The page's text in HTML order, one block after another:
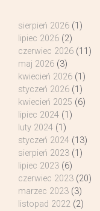
sierpień 2026 (1)
lipiec 2026 (2)
czerwiec 2026 (11)
maj 2026 (3)
kwiecień 2026 (1)
styczeń 2026 (1)
kwiecień 2025 (6)
lipiec 2024 (1)
luty 2024 (1)
styczeń 2024 (13)
sierpień 2023 (1)
lipiec 2023 (6)
czerwiec 2023 (20)
marzec 2023 (3)
listopad 2022 (2)